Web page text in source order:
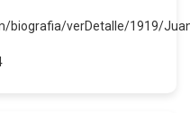
biografia/verDetalle/1919/